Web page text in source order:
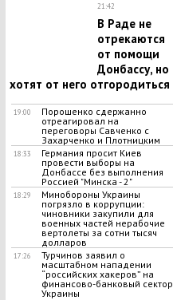
21:42
В Раде не
отрекаются
от помощи
Донбассу, но
хотят от него отгородиться
19:00
Порошенко сдержанно
отреагировал на
переговоры Савченко с
Захарченко и Плотницким
18:33
Германия просит Киев
провести выборы на
Донбассе без выполнения
Россией "Минска - 2"
18:29
Минобороны Украины
погрязло в коррупции:
чиновники закупили для
военных частей нерабочие
вертолеты за сотни тысяч
долларов
17:26
Турчинов заявил о
масштабном нападении
“российских хакеров” на
финансово-банковый сектор
Украины